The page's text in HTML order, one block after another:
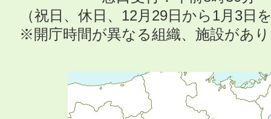
（祝日、休日、12月29日から1月3日
※開庁時間が異なる組織、施設があ